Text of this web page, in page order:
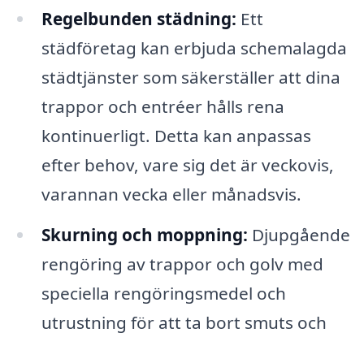
Regelbunden städning: Ett
städföretag kan erbjuda schemalagda
städtjänster som säkerställer att dina
trappor och entréer hålls rena
kontinuerligt. Detta kan anpassas
efter behov, vare sig det är veckovis,
varannan vecka eller månadsvis.
Skurning och moppning: Djupgående
rengöring av trappor och golv med
speciella rengöringsmedel och
utrustning för att ta bort smuts och